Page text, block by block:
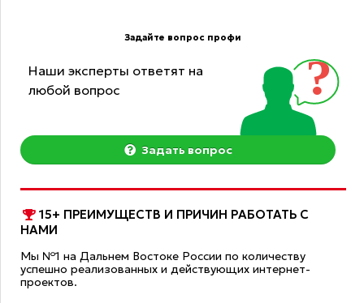
Задайте вопрос профи
Наши эксперты ответят на
любой вопрос
Задать вопрос
15+ ПРЕИМУЩЕСТВ И ПРИЧИН РАБОТАТЬ С
НАМИ
Мы №1 на Дальнем Востоке России по количеству
успешно реализованных и действующих интернет-
проектов.